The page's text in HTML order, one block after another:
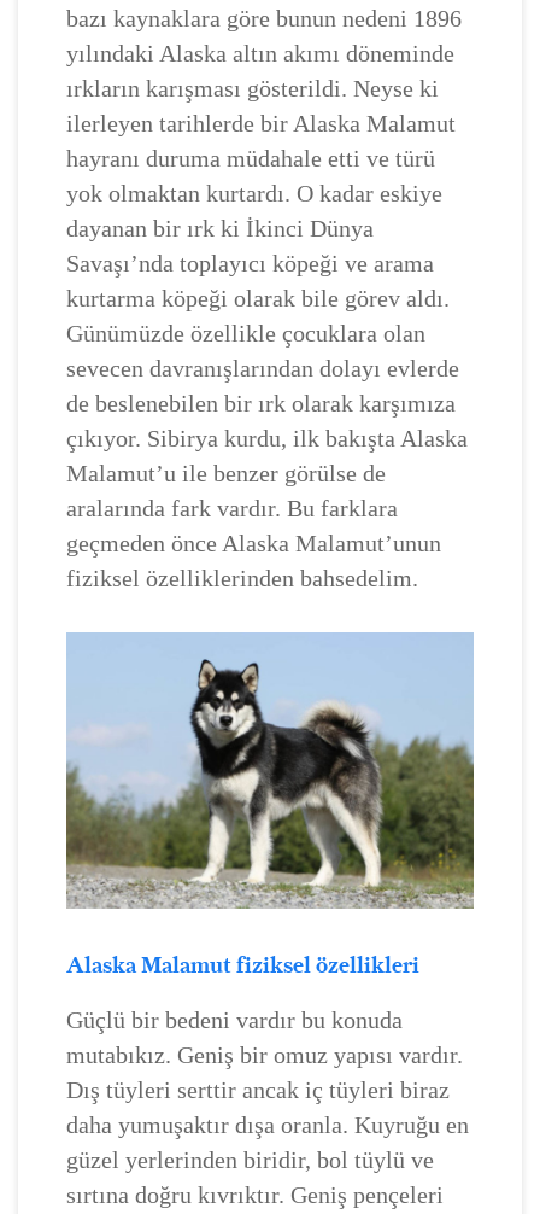
bazı kaynaklara göre bunun nedeni 1896
yılındaki Alaska altın akımı döneminde
ırkların karışması gösterildi. Neyse ki
ilerleyen tarihlerde bir Alaska Malamut
hayranı duruma müdahale etti ve türü
yok olmaktan kurtardı. O kadar eskiye
dayanan bir ırk ki İkinci Dünya
Savaşı’nda toplayıcı köpeği ve arama
kurtarma köpeği olarak bile görev aldı.
Günümüzde özellikle çocuklara olan
sevecen davranışlarından dolayı evlerde
de beslenebilen bir ırk olarak karşımıza
çıkıyor. Sibirya kurdu, ilk bakışta Alaska
Malamut’u ile benzer görülse de
aralarında fark vardır. Bu farklara
geçmeden önce Alaska Malamut’unun
fiziksel özelliklerinden bahsedelim.
Alaska Malamut fiziksel özellikleri
Güçlü bir bedeni vardır bu konuda
mutabıkız. Geniş bir omuz yapısı vardır.
Dış tüyleri serttir ancak iç tüyleri biraz
daha yumuşaktır dışa oranla. Kuyruğu en
güzel yerlerinden biridir, bol tüylü ve
sırtına doğru kıvrıktır. Geniş pençeleri